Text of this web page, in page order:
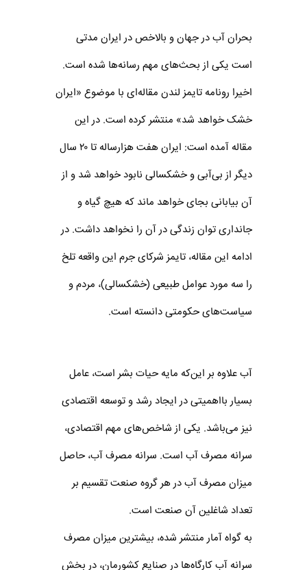
بحران آب در جهان و بالاخص در ایران مدتی
است یکی از بحث‌های مهم رسانه‌ها شده است.
اخیرا رونامه تایمز لندن مقاله‌ای با موضوع «ایران
خشک خواهد شد» منتشر کرده است. در این
مقاله آمده است: ﺍﯾﺮﺍﻥ ﻫﻔﺖ ﻫﺰﺍﺭﺳﺎﻟﻪ ﺗﺎ ۲۰ ﺳﺎﻝ
ﺩﯾﮕﺮ ﺍﺯ ﺑﯽ‌ﺁﺑﯽ ﻭ ﺧﺸﮑﺴﺎﻟﯽ ﻧﺎﺑﻮﺩ ﺧﻮﺍﻫﺪ ﺷﺪ ﻭ ﺍﺯ
ﺁﻥ ﺑﯿﺎﺑﺎﻧﯽ ﺑﺠﺎﯼ ﺧﻮﺍﻫﺪ ﻣﺎﻧﺪ ﮐﻪ ﻫﯿﭻ ﮔﯿﺎﻩ ﻭ
جاﻧﺪﺍﺭﯼ توان ﺯﻧﺪﮔﯽ ﺩﺭ ﺁﻥ ﺭﺍ ﻧﺨﻮﺍﻫﺪ ﺩﺍﺷﺖ. در
ادامه این مقاله، تایمز شرکای جرم این واقعه تلخ
را سه مورد عوامل طبیعی (خشکسالی)، مردم و
سیاست‌های حکومتی دانسته است.
آب علاوه بر این‌که مایه حیات بشر است، عامل
بسیار بااهمیتی در ایجاد رشد و توسعه اقتصادی
نیز می‌باشد. یکی از شاخص‌های مهم اقتصادی،
سرانه مصرف آب است. سرانه مصرف آب، حاصل
میزان مصرف آب در هر گروه صنعت تقسیم بر
تعداد شاغلین آن صنعت است.
به گواه آمار منتشر شده، بیشترین میزان مصرف
سرانه آب کارگاه‌ها در صنایع کشورمان، در بخش